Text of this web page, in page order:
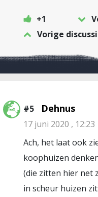
+1
Vorige
#5 Dehnus
17 juni 2020 , 12:23
Ach, het laat ook
koophuizen
(die zitten hier net
in scheur huizen